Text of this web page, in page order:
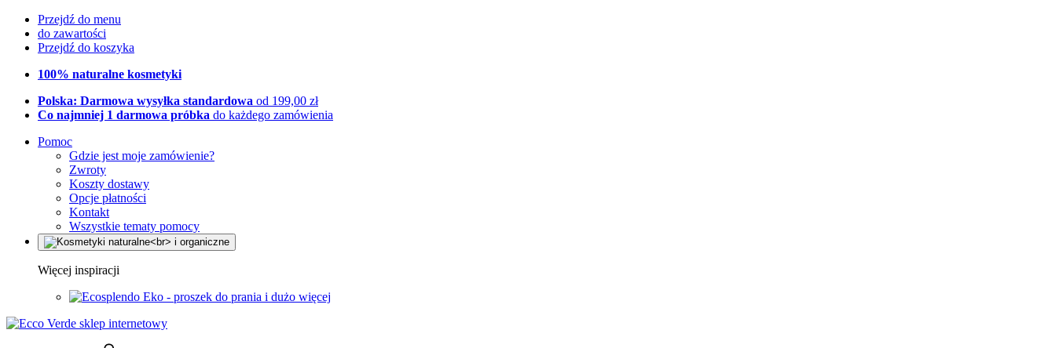
Przejdź do menu
do zawartości
Przejdź do koszyka
100% naturalne kosmetyki
Polska: Darmowa wysyłka standardowa od 199,00 zł
Co najmniej 1 darmowa próbka do każdego zamówienia
Pomoc
Gdzie jest moje zamówienie?
Zwroty
Koszty dostawy
Opcje płatności
Kontakt
Wszystkie tematy pomocy
Więcej inspiracji
Eko - proszek do prania i dużo więcej